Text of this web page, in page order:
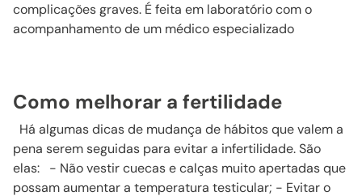
complicações graves. É feita em laboratório com o
acompanhamento de um médico especializado
Como melhorar a fertilidade
Há algumas dicas de mudança de hábitos que valem a
pena serem seguidas para evitar a infertilidade. São
elas: - Não vestir cuecas e calças muito apertadas que
possam aumentar a temperatura testicular; - Evitar o